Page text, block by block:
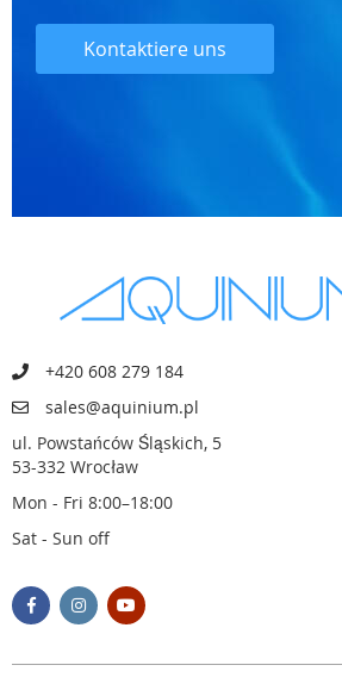
Kontaktiere uns
+420 608 279 184
sales@aquinium.pl
ul. Powstańców Śląskich, 5
53-332 Wrocław
Mon - Fri 8:00–18:00
Sat - Sun off